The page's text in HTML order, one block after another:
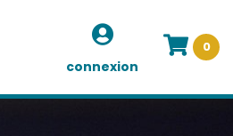
connexion
0